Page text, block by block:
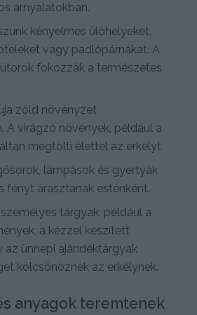
árnyalatokban.
kényelmes ülőhelyeket,
vagy padlópárnákat. A
fokozzák a természetes
zöld növényzet
A virágzó növények, például a
megtölti élettel az erkélyt.
lámpások és gyertyák
fényt árasztanak esténként.
tárgyak, például a
a kézzel készített
az ünnepi ajándéktárgyak
kölcsönöznek az erkélynek.
anyagok teremtenek